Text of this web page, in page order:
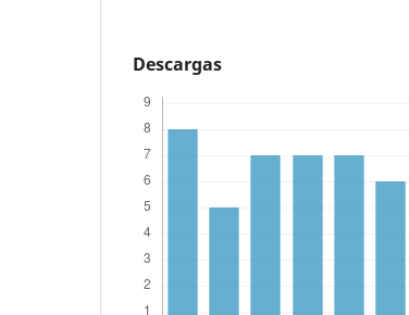
Descargas